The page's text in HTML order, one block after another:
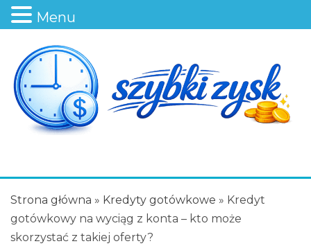
Strona główna » Kredyty gotówkowe » Kredyt
gotówkowy na wyciąg z konta – kto może
skorzystać z takiej oferty?
Menu